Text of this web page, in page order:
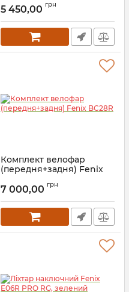
5 450,00 грн
Комплект велофар
(передня+задня) Fenix
Артикул:2_74600
7 000,00 грн